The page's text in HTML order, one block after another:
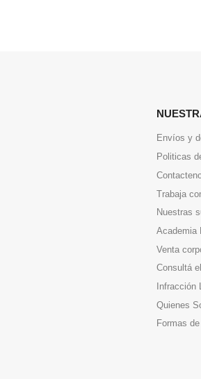
Envíos y
Politicas
Trabaja
Nuestras
Academia
Venta
Consultá
Infracción
Quienes
Formas